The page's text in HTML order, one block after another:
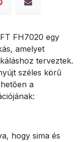
FH7020 egy
amelyet
terveztek.
széles körű
a
hogy sima és